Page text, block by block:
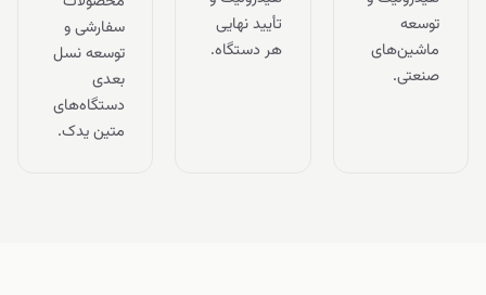
توسعه
ماشین‌های
صنعتی.
تأیید نهایی
هر دستگاه.
سفارشی و
توسعه نسل
بعدی
دستگاه‌های
متین یدک.